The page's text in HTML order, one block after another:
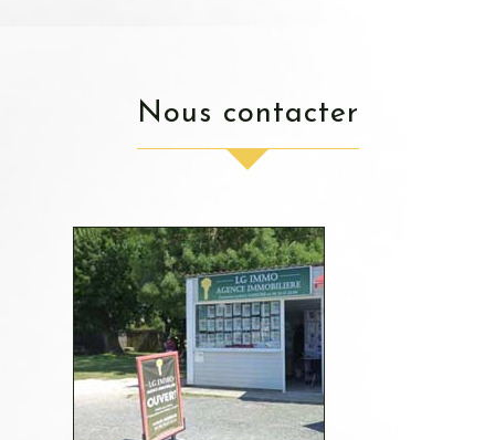
nous contacter